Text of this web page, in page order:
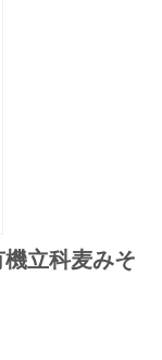
立科麦みそ